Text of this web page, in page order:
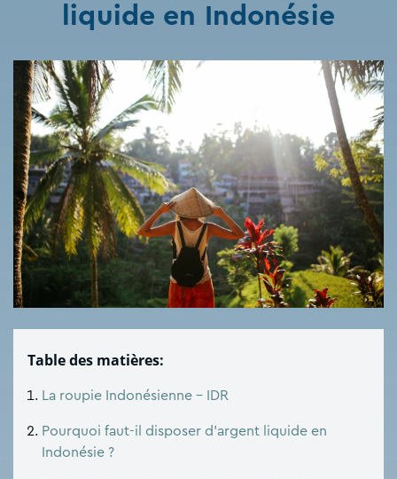
liquide en Indonésie
Table des matières:
La roupie Indonésienne – IDR
Pourquoi faut-il disposer d’argent liquide en
Indonésie ?